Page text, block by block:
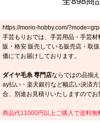
https://morio-hobby.com/
手芸もりおでは、手芸用品・手芸材
販・格安 販売している販売店・取
価にてお届けしております。
ダイヤ毛糸 専門店ならではの品揃
ay払い・楽天銀行など幅広い決済
合、別途お見積りいたしますので
商品代11000円以上ご購入で送料無